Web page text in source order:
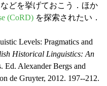
などを挙げておこう．ほか
(CoRD) を探索されたい．
Levels: Pragmatics and
Historical Linguistics: An
Ed. Alexander Bergs and
de Gruyter, 2012. 197--212.